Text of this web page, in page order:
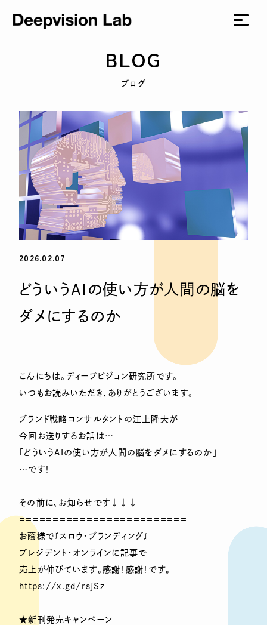
BLOG
ブログ
2026.02.07
どういうAIの使い方が人間の脳を
ダメにするのか
こんにちは。ディープビジョン研究所です。
いつもお読みいただき、ありがとうございます。
ブランド戦略コンサルタントの江上隆夫が
今回お送りするお話は…
「どういうAIの使い方が人間の脳をダメにするのか」
…です！
その前に、お知らせです↓↓↓
＝＝＝＝＝＝＝＝＝＝＝＝＝＝＝＝＝＝＝＝＝＝＝＝＝
お蔭様で『スロウ・ブランディング』
プレジデント・オンラインに記事で
売上が伸びています。感謝！感謝！です。
https://x.gd/rsjSz
★新刊発売キャンペーン